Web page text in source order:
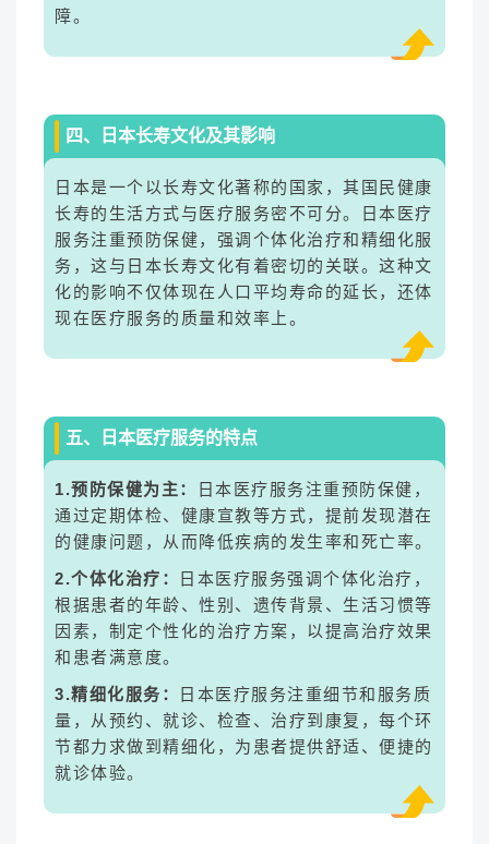
障。
四、日本长寿文化及其影响
日本是一个以长寿文化著称的国家，其国民健康
长寿的生活方式与医疗服务密不可分。日本医疗
服务注重预防保健，强调个体化治疗和精细化服
务，这与日本长寿文化有着密切的关联。这种文
化的影响不仅体现在人口平均寿命的延长，还体
现在医疗服务的质量和效率上。
五、日本医疗服务的特点
1.预防保健为主：
日本医疗服务注重预防保健，
通过定期体检、健康宣教等方式，提前发现潜在
的健康问题，从而降低疾病的发生率和死亡率。
2.个体化治疗：
日本医疗服务强调个体化治疗，
根据患者的年龄、性别、遗传背景、生活习惯等
因素，制定个性化的治疗方案，以提高治疗效果
和患者满意度。
3.精细化服务：
日本医疗服务注重细节和服务质
量，从预约、就诊、检查、治疗到康复，每个环
节都力求做到精细化，为患者提供舒适、便捷的
就诊体验。